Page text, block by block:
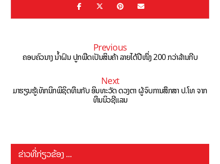
Previous
ຄອບຄົວນາງ ນ້ຳຝົນ ປູກພືດເປັນສິນຄ້າ ລາຍໄດ້ປີໜຶ່ງ 200 ກວ່າລ້ານກີບ
Next
ມາຮຽນຮູ້ເທັກນິກພິຊິດທຶນກັບ ອິນທະວັດ ດວງຕາ ຜູ້ຈົບການສຶກສາ ປ.ໂທ ຈາກ
ທຶນນິວຊີແລນ
ຂ່າວທີ່ກ່ຽວຂ້ອງ ...